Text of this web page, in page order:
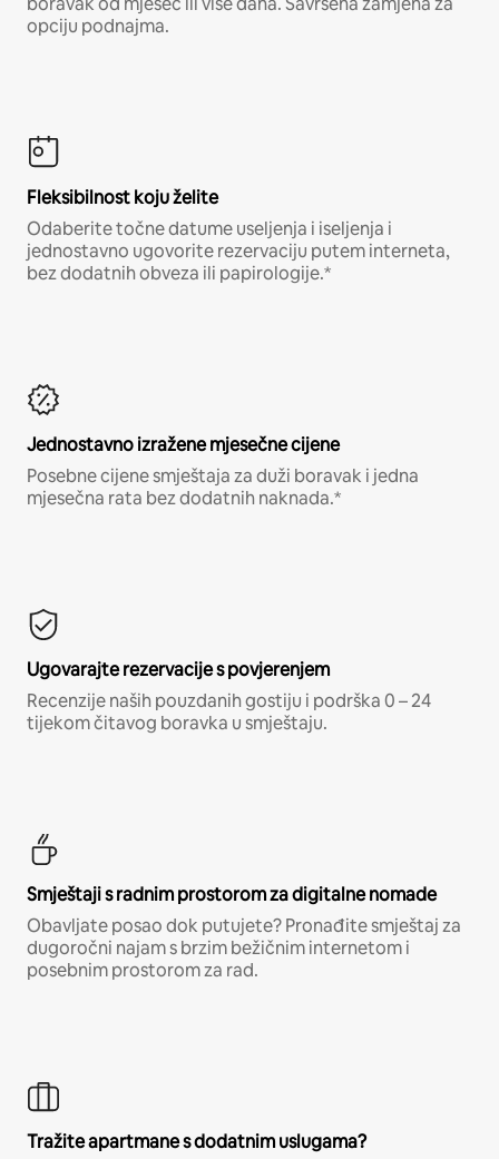
opciju podnajma.
Fleksibilnost koju želite
Odaberite točne datume useljenja i iseljenja i
jednostavno ugovorite rezervaciju putem interneta,
bez dodatnih obveza ili papirologije.*
Jednostavno izražene mjesečne cijene
Posebne cijene smještaja za duži boravak i jedna
mjesečna rata bez dodatnih naknada.*
Ugovarajte rezervacije s povjerenjem
Recenzije naših pouzdanih gostiju i podrška 0 – 24
tijekom čitavog boravka u smještaju.
Smještaji s radnim prostorom za digitalne nomade
Obavljate posao dok putujete? Pronađite smještaj za
dugoročni najam s brzim bežičnim internetom i
posebnim prostorom za rad.
Tražite apartmane s dodatnim uslugama?